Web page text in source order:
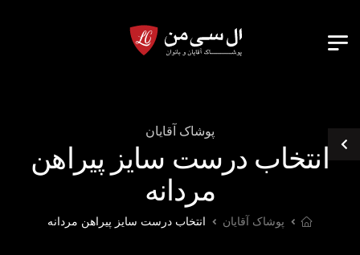
پوشاک آقایان
انتخاب درست سایز پیراهن
مردانه
پوشاک آقایان انتخاب درست سایز پیراهن مردانه